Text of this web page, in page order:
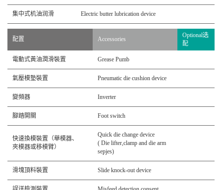
集中式机油润滑 Electric butter lubrication device
配置 Accessories
Optional选
配
電動式黃油潤滑裝置 Grease Pumb
氣壓模墊裝置 Pneumatic die cushion device
變頻器 Inverter
腳踏開關 Foot switch
快速換模裝置（舉模器、
夾模器或移模臂）
Quick die change device
( Die lifter,clamp and die arm
sepjes)
滑塊頂料裝置 Slide knock-out device